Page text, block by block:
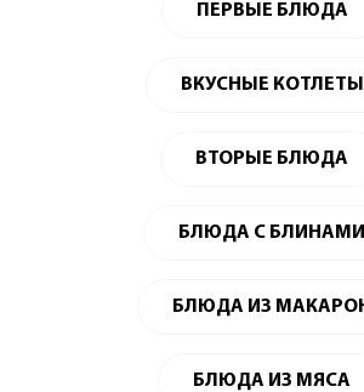
ПЕРВЫЕ БЛЮДА
ВКУСНЫЕ КОТЛЕТЫ
ВТОРЫЕ БЛЮДА
БЛЮДА С БЛИНАМИ
БЛЮДА ИЗ
БЛЮДА ИЗ МЯСА